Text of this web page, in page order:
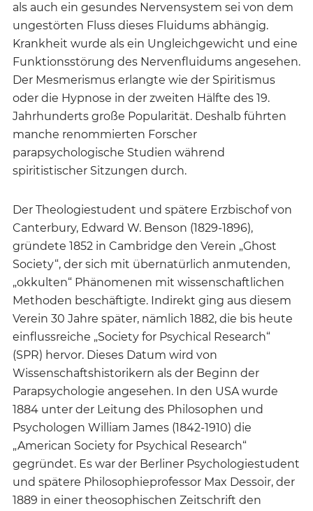
als auch ein gesundes Nervensystem sei von dem
ungestörten Fluss dieses Fluidums abhängig.
Krankheit wurde als ein Ungleichgewicht und eine
Funktionsstörung des Nervenfluidums angesehen.
Der Mesmerismus erlangte wie der Spiritismus
oder die Hypnose in der zweiten Hälfte des 19.
Jahrhunderts große Popularität. Deshalb führten
manche renommierten Forscher
parapsychologische Studien während
spiritistischer Sitzungen durch.
Der Theologiestudent und spätere Erzbischof von
Canterbury, Edward W. Benson (1829-1896),
gründete 1852 in Cambridge den Verein „Ghost
Society“, der sich mit übernatürlich anmutenden,
„okkulten“ Phänomenen mit wissenschaftlichen
Methoden beschäftigte. Indirekt ging aus diesem
Verein 30 Jahre später, nämlich 1882, die bis heute
einflussreiche „Society for Psychical Research“
(SPR) hervor. Dieses Datum wird von
Wissenschaftshistorikern als der Beginn der
Parapsychologie angesehen. In den USA wurde
1884 unter der Leitung des Philosophen und
Psychologen William James (1842-1910) die
„American Society for Psychical Research“
gegründet. Es war der Berliner Psychologiestudent
und spätere Philosophieprofessor Max Dessoir, der
1889 in einer theosophischen Zeitschrift den